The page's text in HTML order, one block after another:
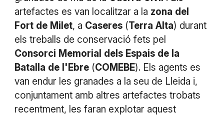
artefactes es van localitzar a la zona del
Fort de Milet, a Caseres(Terra Alta) durant
els treballs de conservació fets pel
Consorci Memorial dels Espais de la
Batalla de l'Ebre(COMEBE). Els agents es
van endur les granades a la seu de Lleida i,
conjuntament amb altres artefactes trobats
recentment, les faran explotar aquest